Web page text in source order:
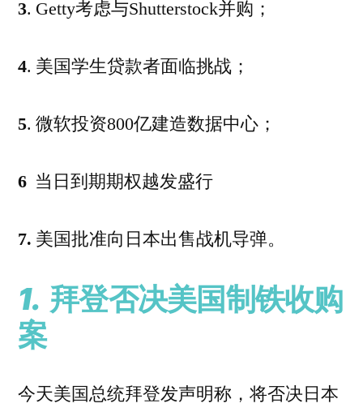
3. Getty考虑与Shutterstock并购；
4. 美国学生贷款者面临挑战；
5. 微软投资800亿建造数据中心；
6 当日到期期权越发盛行
7. 美国批准向日本出售战机导弹。
1. 拜登否决美国制铁收购
案
今天美国总统拜登发声明称，将否决日本